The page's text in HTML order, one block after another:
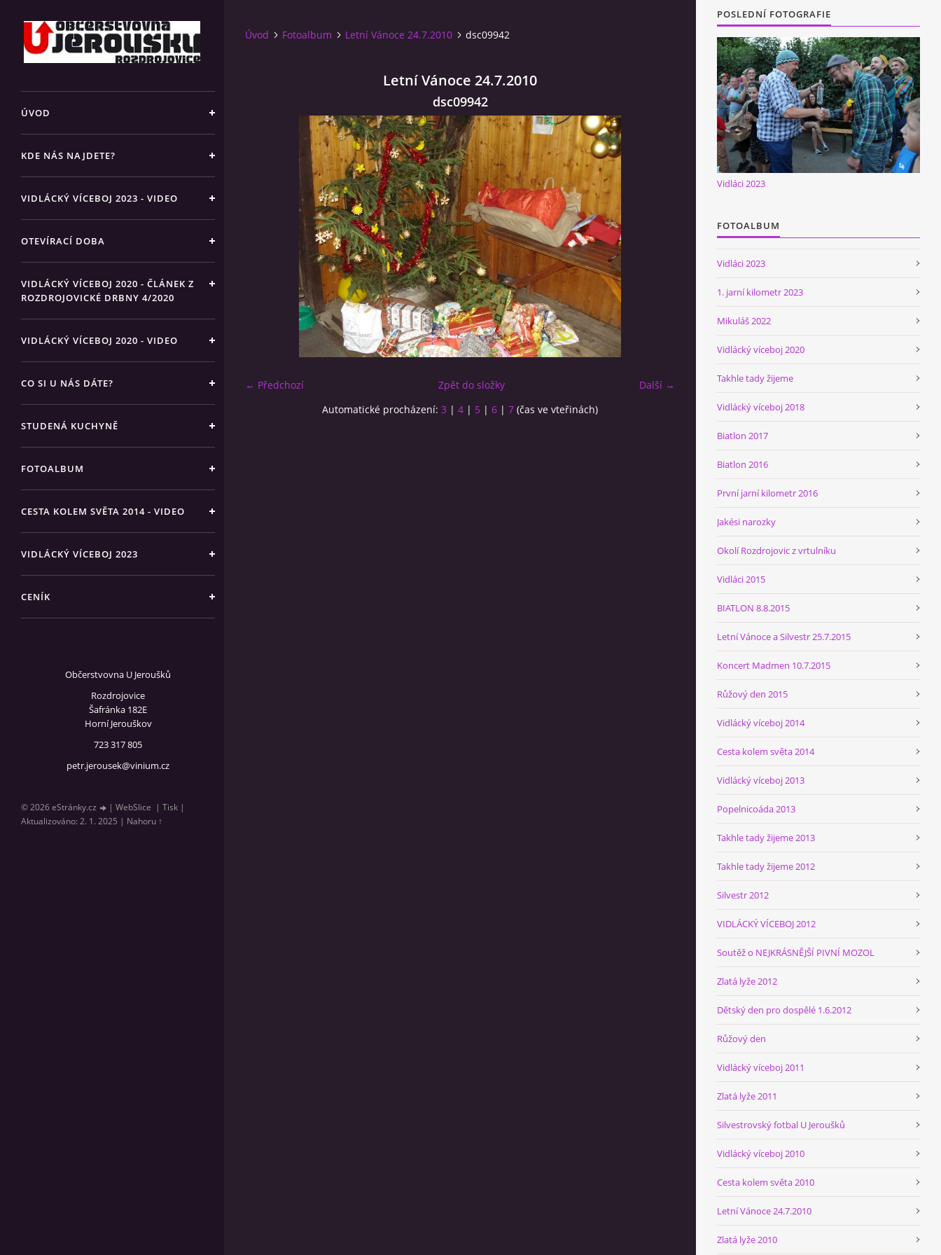
ÚVOD
KDE NÁS NAJDETE?
VIDLÁCKÝ VÍCEBOJ 2023 - VIDEO
OTEVÍRACÍ DOBA
VIDLÁCKÝ VÍCEBOJ 2020 - ČLÁNEK Z
ROZDROJOVICKÉ DRBNY 4/2020
VIDLÁCKÝ VÍCEBOJ 2020 - VIDEO
CO SI U NÁS DÁTE?
STUDENÁ KUCHYNĚ
FOTOALBUM
CESTA KOLEM SVĚTA 2014 - VIDEO
VIDLÁCKÝ VÍCEBOJ 2023
CENÍK
Občerstvovna U Jeroušků
Rozdrojovice
Šafránka 182E
Horní Jerouškov
723 317 805
petr.jerousek@vinium.cz
© 2026 eStránky.cz | WebSlice | Tisk |
Aktualizováno: 2. 1. 2025 | Nahoru ↑
Úvod Fotoalbum Letní Vánoce 24.7.2010 dsc09942
Letní Vánoce 24.7.2010
dsc09942
← Předchozí Další →
Zpět do složky
Automatické procházení: 3 | 4 | 5 | 6 | 7 (čas ve vteřinách)
POSLEDNÍ FOTOGRAFIE
Vidláci 2023
FOTOALBUM
Vidláci 2023
1. jarní kilometr 2023
Mikuláš 2022
Vidlácký víceboj 2020
Takhle tady žijeme
Vidlácký víceboj 2018
Biatlon 2017
Biatlon 2016
První jarní kilometr 2016
Jakési narozky
Okolí Rozdrojovic z vrtulníku
Vidláci 2015
BIATLON 8.8.2015
Letní Vánoce a Silvestr 25.7.2015
Koncert Madmen 10.7.2015
Růžový den 2015
Vidlácký víceboj 2014
Cesta kolem světa 2014
Vidlácký víceboj 2013
Popelnicoáda 2013
Takhle tady žijeme 2013
Takhle tady žijeme 2012
Silvestr 2012
VIDLÁCKÝ VÍCEBOJ 2012
Soutěž o NEJKRÁSNĚJŠÍ PIVNÍ MOZOL
Zlatá lyže 2012
Dětský den pro dospělé 1.6.2012
Růžový den
Vidlácký víceboj 2011
Zlatá lyže 2011
Silvestrovský fotbal U Jeroušků
Vidlácký víceboj 2010
Cesta kolem světa 2010
Letní Vánoce 24.7.2010
Zlatá lyže 2010